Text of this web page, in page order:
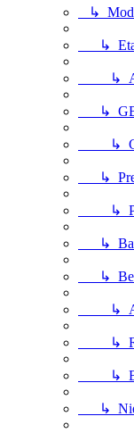
↳
↳
↳
↳
↳
↳
↳
↳
↳
↳
↳
↳
↳